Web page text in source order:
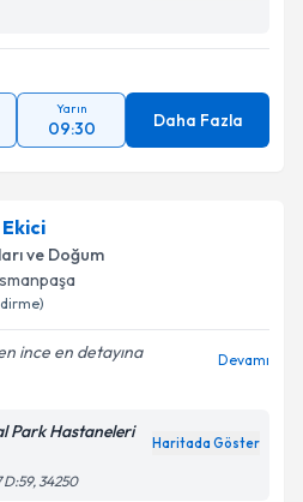
Yarın
09:30 Daha Fazla
ve Doğum
ince en detayına
Devamı
Park Hastaneleri
Haritada Göster
D:59, 34250